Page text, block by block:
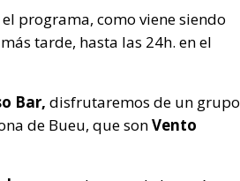
programa, como viene siendo
tarde, hasta las 24h. en el
Bar, disfrutaremos de un grupo
de Bueu, que sonVento